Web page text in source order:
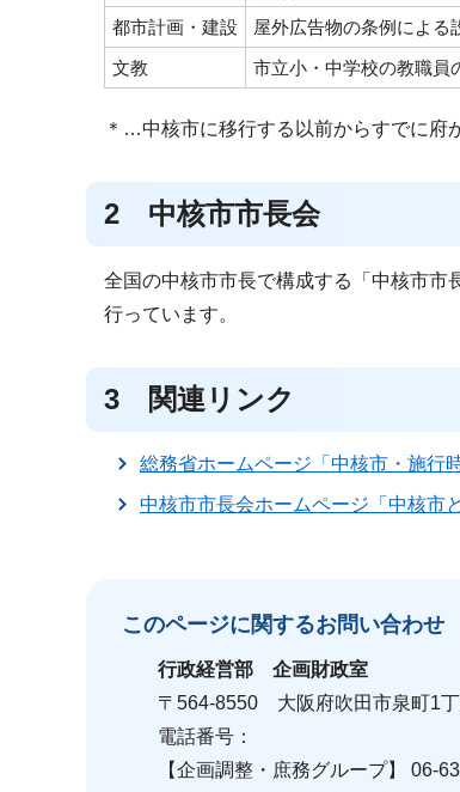
都市計画・建設
屋外広告物の条例による
文教
市立小・中学校の教職員
＊…中核市に移行する以前からすでに府
2 中核市市長会
全国の中核市市長で構成する「中核市市
行っています。
3 関連リンク
総務省ホームページ「中核市・施行
中核市市長会ホームページ「中核市と
このページに関するお問い合わせ
行政経営部 企画財政室
〒564-8550 大阪府吹田市泉町1
電話番号：
【企画調整・庶務グループ】 06-